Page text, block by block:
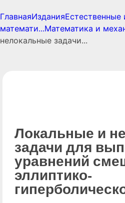
ГлавнаяИздания
математи...Математика и
нелокальные задачи...
Локальные и
задачи для
уравнений
эллиптико-